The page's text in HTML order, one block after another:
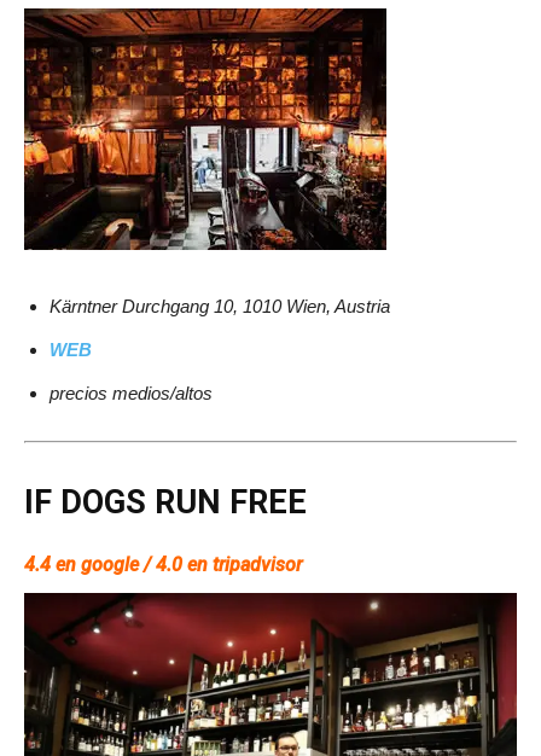
Kärntner Durchgang 10, 1010 Wien, Austria
WEB
precios medios/altos
IF DOGS RUN FREE
4.4 en google / 4.0 en tripadvisor